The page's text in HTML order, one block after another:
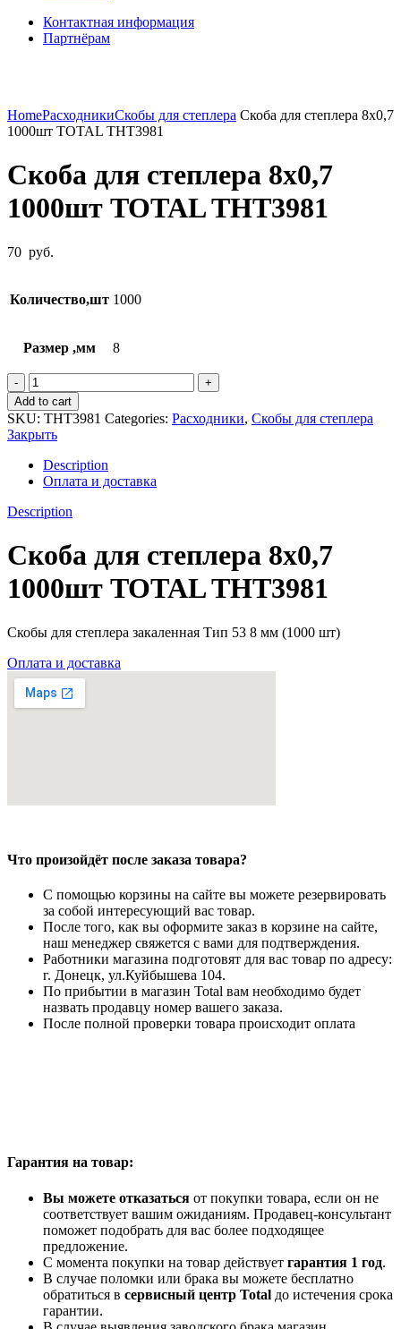
Контактная информация
Партнёрам
HomeРасходникиСкобы для степлера Скоба для степлера 8х0,7
1000шт TOTAL THT3981
Скоба для степлера 8х0,7
1000шт TOTAL THT3981
70 руб.
Количество,шт 1000
Размер ,мм 8
Скоба
для
степлера
8х0,7
1000шт
TOTAL
THT3981
quantity
Add to cart
SKU: THT3981 Categories: Расходники, Скобы для степлера
Закрыть
Description
Оплата и доставка
Description
Скоба для степлера 8х0,7
1000шт TOTAL THT3981
Скобы для степлера закаленная Тип 53 8 мм (1000 шт)
Оплата и доставка
Что произойдёт после заказа товара?
С помощью корзины на сайте вы можете резервировать
за собой интересующий вас товар.
После того, как вы оформите заказ в корзине на сайте,
наш менеджер свяжется с вами для подтверждения.
Работники магазина подготовят для вас товар по адресу:
г. Донецк, ул.Куйбышева 104.
По прибытии в магазин Total вам необходимо будет
назвать продавцу номер вашего заказа.
После полной проверки товара происходит оплата
Гарантия на товар:
Вы можете отказаться от покупки товара, если он не
соответствует вашим ожиданиям. Продавец-консультант
поможет подобрать для вас более подходящее
предложение.
С момента покупки на товар действует гарантия 1 год.
В случае поломки или брака вы можете бесплатно
обратиться в сервисный центр Total до истечения срока
гарантии.